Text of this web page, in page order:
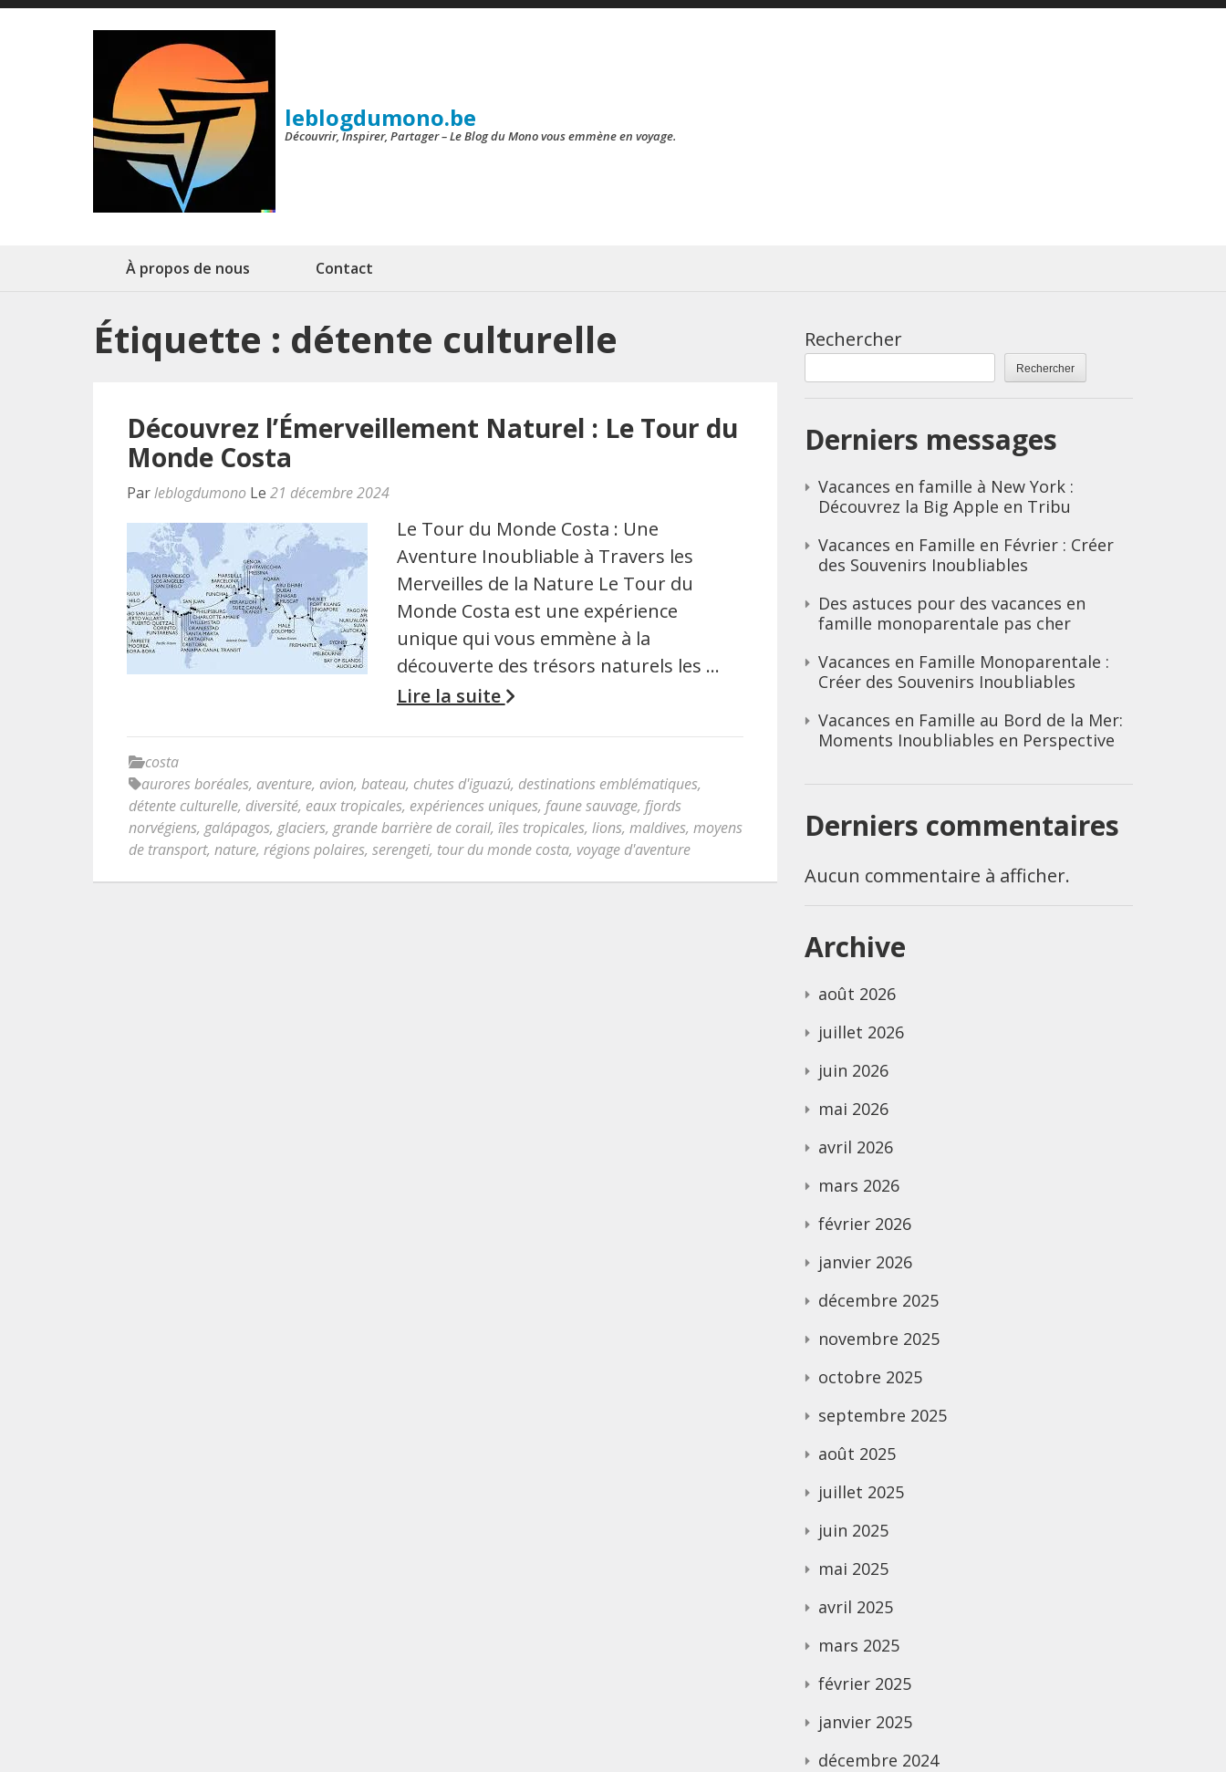
Aller
leblogdumono.be
Découvrir, Inspirer, Partager – Le Blog du Mono vous emmène en voyage.
À propos de nous Contact
Étiquette : détente culturelle
Découvrez l’Émerveillement Naturel : Le Tour du
Monde Costa
Parleblogdumono Le 21 décembre 2024
Le Tour du Monde Costa : Une
Aventure Inoubliable à Travers les
Merveilles de la Nature Le Tour du
Monde Costa est une expérience
unique qui vous emmène à la
découverte des trésors naturels les …
Lire la suite
costa
aurores boréales, aventure, avion, bateau, chutes d'iguazú, destinations emblématiques,
détente culturelle, diversité, eaux tropicales, expériences uniques, faune sauvage, fjords
norvégiens, galápagos, glaciers, grande barrière de corail, îles tropicales, lions, maldives, moyens
de transport, nature, régions polaires, serengeti, tour du monde costa, voyage d'aventure
Rechercher
Rechercher
Derniers messages
Vacances en famille à New York :
Découvrez la Big Apple en Tribu
Vacances en Famille en Février : Créer
des Souvenirs Inoubliables
Des astuces pour des vacances en
famille monoparentale pas cher
Vacances en Famille Monoparentale :
Créer des Souvenirs Inoubliables
Vacances en Famille au Bord de la Mer:
Moments Inoubliables en Perspective
Derniers commentaires
Aucun commentaire à afficher.
Archive
août 2026
juillet 2026
juin 2026
mai 2026
avril 2026
mars 2026
février 2026
janvier 2026
décembre 2025
novembre 2025
octobre 2025
septembre 2025
août 2025
juillet 2025
juin 2025
mai 2025
avril 2025
mars 2025
février 2025
janvier 2025
décembre 2024